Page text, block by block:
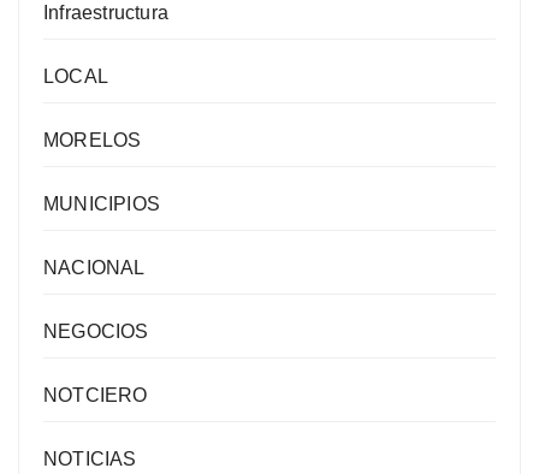
Infraestructura
LOCAL
MORELOS
MUNICIPIOS
NACIONAL
NEGOCIOS
NOTCIERO
NOTICIAS